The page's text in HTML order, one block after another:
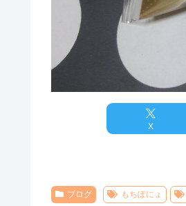
X
ブログ もちぽにょ